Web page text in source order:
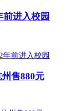
进入校园
售880元